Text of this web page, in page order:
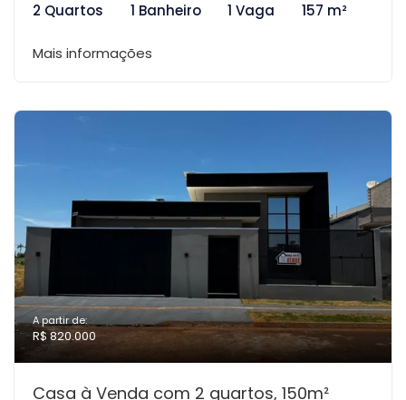
2 Quartos
1 Banheiro 1 Vaga 157 m²
Mais informações
A partir de:
R$ 820.000
Casa à Venda com 2 quartos, 150m²